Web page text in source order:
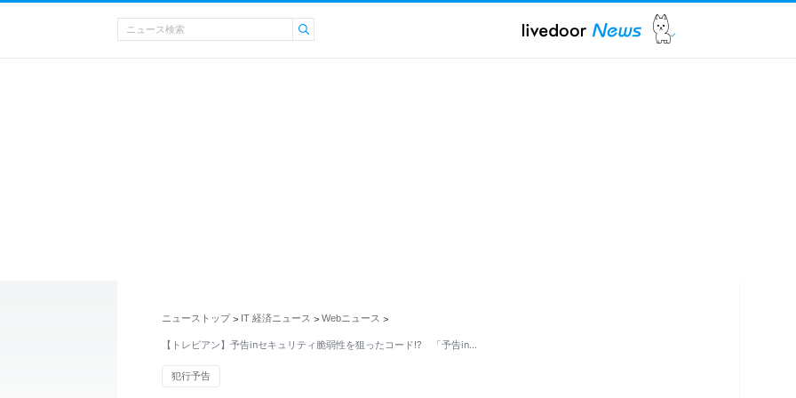
ニューストップ > IT 経済ニュース > Webニュース >
【トレビアン】予告inセキュリティ脆弱性を狙ったコード!? 「予告in…
犯行予告